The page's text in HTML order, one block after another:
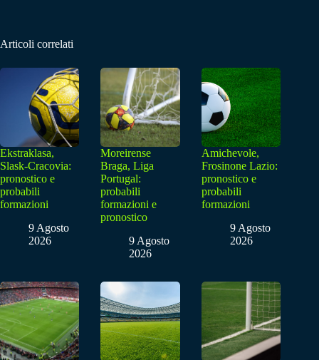
Articoli correlati
Ekstraklasa,
Slask-Cracovia:
pronostico e
probabili
formazioni
9 Agosto
2026
Moreirense
Braga, Liga
Portugal:
probabili
formazioni e
pronostico
9 Agosto
2026
Amichevole,
Frosinone Lazio:
pronostico e
probabili
formazioni
9 Agosto
2026